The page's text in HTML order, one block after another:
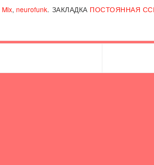
Mix, neurofunk. ЗАКЛАДКА ПОСТОЯННАЯ